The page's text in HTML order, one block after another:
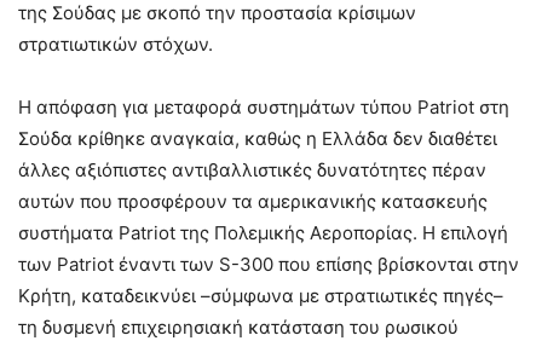
της Σούδας με σκοπό την προστασία κρίσιμων
στρατιωτικών στόχων.
Η απόφαση για μεταφορά συστημάτων τύπου Patriot στη
Σούδα κρίθηκε αναγκαία, καθώς η Ελλάδα δεν διαθέτει
άλλες αξιόπιστες αντιβαλλιστικές δυνατότητες πέραν
αυτών που προσφέρουν τα αμερικανικής κατασκευής
συστήματα Patriot της Πολεμικής Αεροπορίας. Η επιλογή
των Patriot έναντι των S-300 που επίσης βρίσκονται στην
Κρήτη, καταδεικνύει –σύμφωνα με στρατιωτικές πηγές–
τη δυσμενή επιχειρησιακή κατάσταση του ρωσικού